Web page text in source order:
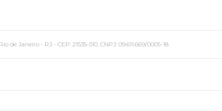
Janeiro - RJ - CEP: 21535-510. CNPJ: 09.611.669/0005-18